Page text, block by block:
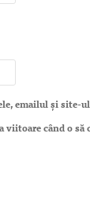
emailul și site-
viitoare când o să